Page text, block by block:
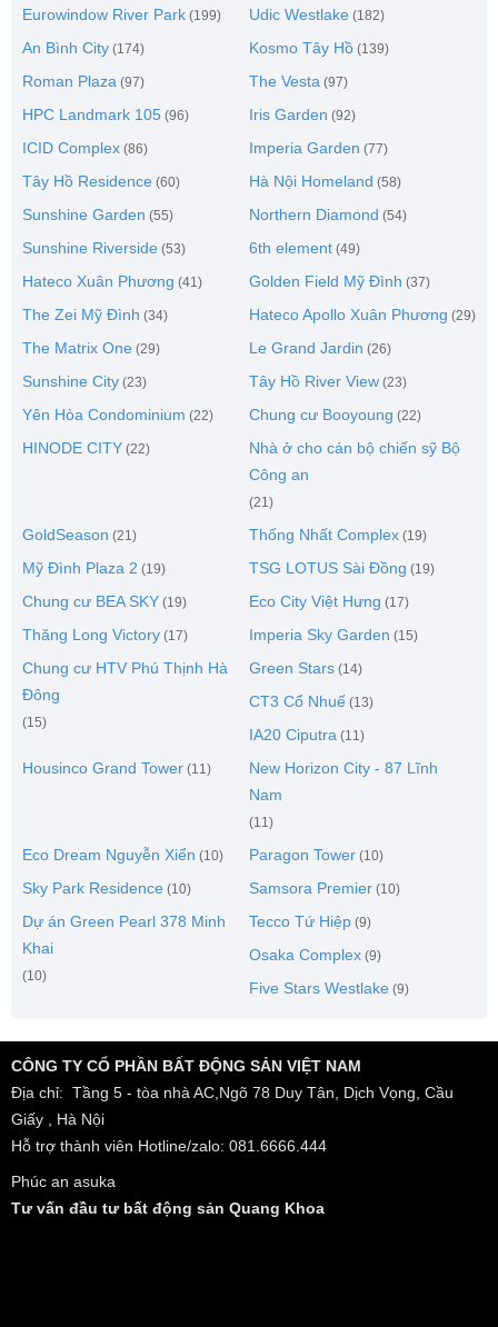
Eurowindow River Park (199) Udic Westlake (182)
An Bình City (174) Kosmo Tây Hồ (139)
Roman Plaza (97) The Vesta (97)
HPC Landmark 105 (96) Iris Garden (92)
ICID Complex (86) Imperia Garden (77)
Tây Hồ Residence (60) Hà Nội Homeland (58)
Sunshine Garden (55) Northern Diamond (54)
Sunshine Riverside (53) 6th element (49)
Hateco Xuân Phương (41) Golden Field Mỹ Đình (37)
The Zei Mỹ Đình (34) Hateco Apollo Xuân Phương (29)
The Matrix One (29) Le Grand Jardin (26)
Sunshine City (23) Tây Hồ River View (23)
Yên Hòa Condominium (22) Chung cư Booyoung (22)
HINODE CITY (22)
Nhà ở cho cán bộ chiến sỹ Bộ
Công an
(21)
GoldSeason (21) Thống Nhất Complex (19)
Mỹ Đình Plaza 2 (19) TSG LOTUS Sài Đồng (19)
Chung cư BEA SKY (19) Eco City Việt Hưng (17)
Thăng Long Victory (17) Imperia Sky Garden (15)
Chung cư HTV Phú Thịnh Hà
Đông
(15)
Green Stars (14)
CT3 Cổ Nhuế (13)
IA20 Ciputra (11)
Housinco Grand Tower (11)
New Horizon City - 87 Lĩnh
Nam
(11)
Eco Dream Nguyễn Xiển (10) Paragon Tower (10)
Sky Park Residence (10) Samsora Premier (10)
Dự án Green Pearl 378 Minh
Khai
(10)
Tecco Tứ Hiệp (9)
Osaka Complex (9)
Five Stars Westlake (9)
CÔNG TY CỔ PHẦN BẤT ĐỘNG SẢN VIỆT NAM
Địa chỉ: Tầng 5 - tòa nhà AC,Ngõ 78 Duy Tân, Dịch Vọng, Cầu
Giấy , Hà Nội
Hỗ trợ thành viên Hotline/zalo: 081.6666.444
Phúc an asuka
Tư vấn đầu tư bất động sản Quang Khoa